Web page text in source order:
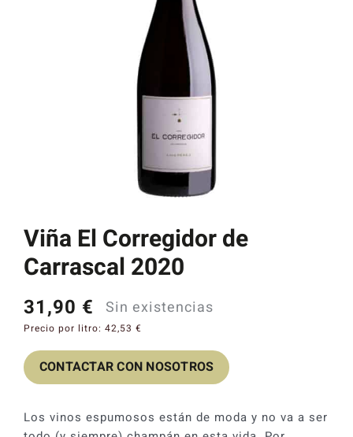
Viña El Corregidor de
Carrascal 2020
31,90 € Sin existencias
Precio por litro: 42,53 €
CONTACTAR CON NOSOTROS
Los vinos espumosos están de moda y no va a ser